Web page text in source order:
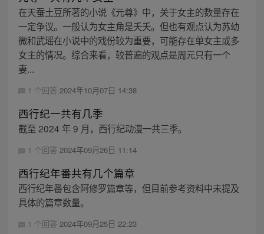
在天蚕土豆所著的小说《元尊》中，关于女主的数量存在
一定争议。一般认为女主角是夭夭。但也有观点认为苏幼
微和武瑶在小说中的戏份较为重要，可能存在单女主或多
女主的情况。综合来看，较普遍的观点是周元只有一个
妻...
1 个回答 2024年10月07日 14:38
西行纪一共有几季
截至 2024 年 9 月，西行纪动漫一共三季。
1 个回答 2024年09月26日 11:14
西行纪年番共有几个篇章
西行纪年番包含阿修罗篇章等，但目前参考资料中未提及
具体的篇章数量。
1 个回答 2024年09月25日 22:23